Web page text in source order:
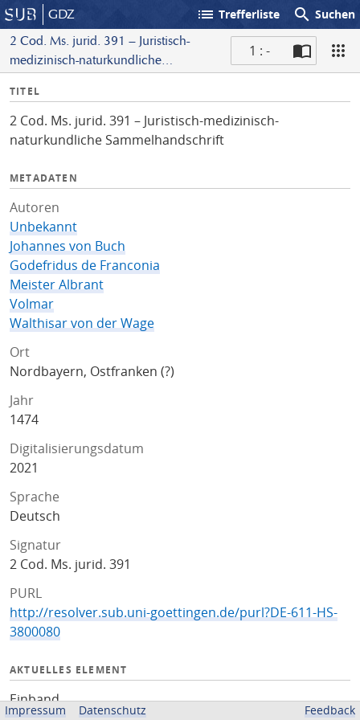
GDZ list Trefferliste search Suchen
2 Cod. Ms. jurid. 391 – Juristisch-
medizinisch-naturkundliche
1 : -
I
f
o
TITEL
2 Cod. Ms. jurid. 391 – Juristisch-medizinisch-
naturkundliche Sammelhandschrift
METADATEN
Autoren
Unbekannt
Johannes von Buch
Godefridus de Franconia
Meister Albrant
Volmar
Walthisar von der Wage
Ort
Nordbayern, Ostfranken (?)
Jahr
1474
Digitalisierungsdatum
2021
Sprache
Deutsch
Signatur
2 Cod. Ms. jurid. 391
PURL
http://resolver.sub.uni-goettingen.de/purl?DE-611-HS-
3800080
AKTUELLES ELEMENT
Einband
Impressum Datenschutz Feedback